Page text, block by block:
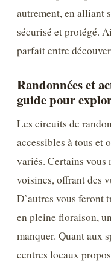
autrement, en alliant
sécurisé et protégé.
parfait entre
Randonnées et
guide pour
Les circuits de
accessibles à tous et
variés. Certains vous
voisines, offrant des
D’autres vous feront
en pleine floraison,
manquer. Quant aux
centres locaux